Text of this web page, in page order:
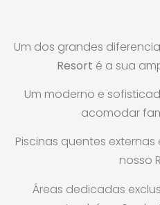
Um dos grandes
Resort é a sua
Um moderno e
acomodar
Piscinas quentes
nosso
Áreas dedicadas